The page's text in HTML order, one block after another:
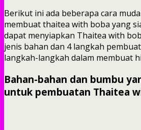
Berikut ini ada beberapa cara
membuat thaitea with boba yang
dapat menyiapkan Thaitea with
jenis bahan dan 4 langkah
langkah-langkah dalam membuat
Bahan-bahan dan bumbu
untuk pembuatan Thaitea